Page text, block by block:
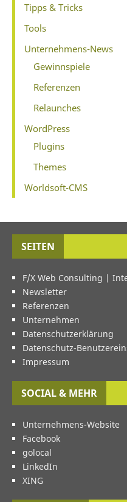
Tipps & Tricks
Tools
Unternehmens-News
Gewinnspiele
Referenzen
Relaunches
WordPress
Plugins
Themes
Worldsoft-CMS
SEITEN
F/X Web Consulting |
Newsletter
Referenzen
Unternehmen
Datenschutzerklärung
Datenschutz-
Impressum
SOCIAL & MEHR
Unternehmens-Website
Facebook
golocal
LinkedIn
XING